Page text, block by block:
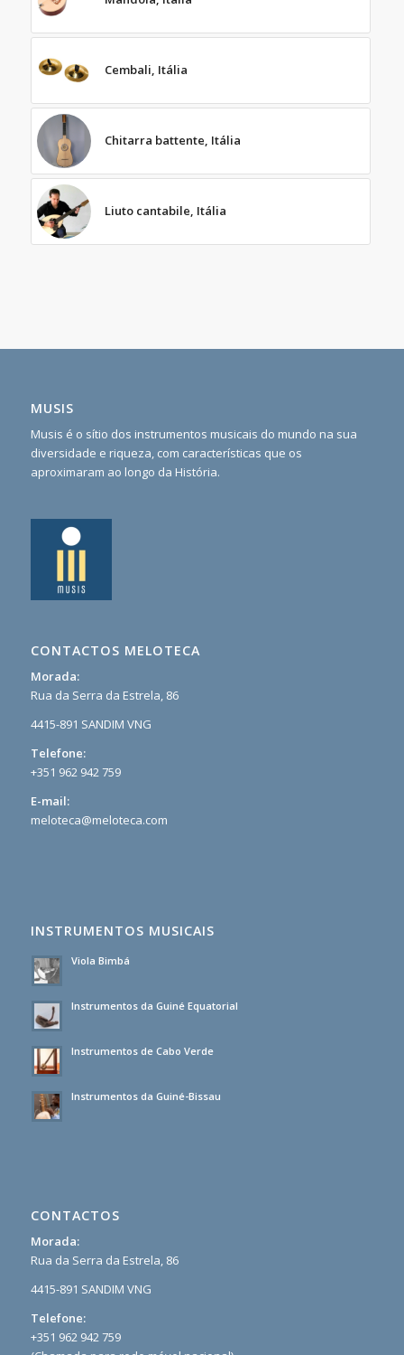
Cembali, Itália
Chitarra battente, Itália
Liuto cantabile, Itália
MUSIS
Musis é o sítio dos instrumentos musicais do mundo na sua
diversidade e riqueza, com características que os
aproximaram ao longo da História.
CONTACTOS MELOTECA
Morada:
Rua da Serra da Estrela, 86
4415-891 SANDIM VNG
Telefone:
+351 962 942 759
E-mail:
meloteca@meloteca.com
INSTRUMENTOS MUSICAIS
Viola Bimbá
Instrumentos da Guiné Equatorial
Instrumentos de Cabo Verde
Instrumentos da Guiné-Bissau
CONTACTOS
Morada:
Rua da Serra da Estrela, 86
4415-891 SANDIM VNG
Telefone:
+351 962 942 759